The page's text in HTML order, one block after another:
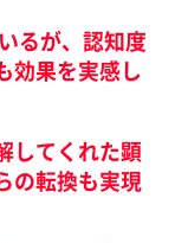
るが、認知度
効果を実感し
してくれた顕
の転換も実現